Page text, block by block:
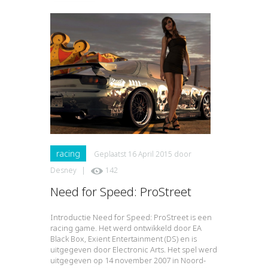
racing Geplaatst 16 April 2015 door
Desney
| 142
Need for Speed: ProStreet
Introductie Need for Speed: ProStreet is een
racing game. Het werd ontwikkeld door EA
Black Box, Exient Entertainment (DS) en is
uitgegeven door Electronic Arts. Het spel werd
uitgegeven op 14 november 2007 in Noord-